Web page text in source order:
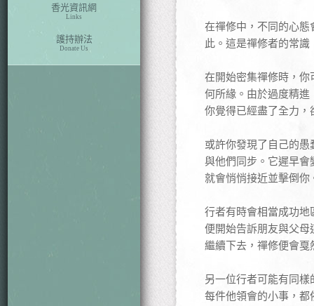
香光資訊網
Links
護持辦法
Donate Us
在禪修中，不同的心
此。這是禪修者的常
在開始密集禪修時，
何所緣。由於過度精
你覺得已經盡了全力，
或許你發現了自己的
與他們同步。它遲早
就會悄悄接近並擊倒你
行者有時會相當成功
便開始告訴朋友與父
繼續下去，禪修便會
另一位行者可能有同
每件他領會的小事，